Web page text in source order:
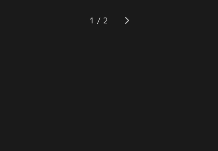
ったのだ。罪の意識と自己嫌悪のあ
まり、全裸で飛び出したピーターが
筋肉フェチ。そんなことも知らず、
通りがかったミミがスパルタコスに
1